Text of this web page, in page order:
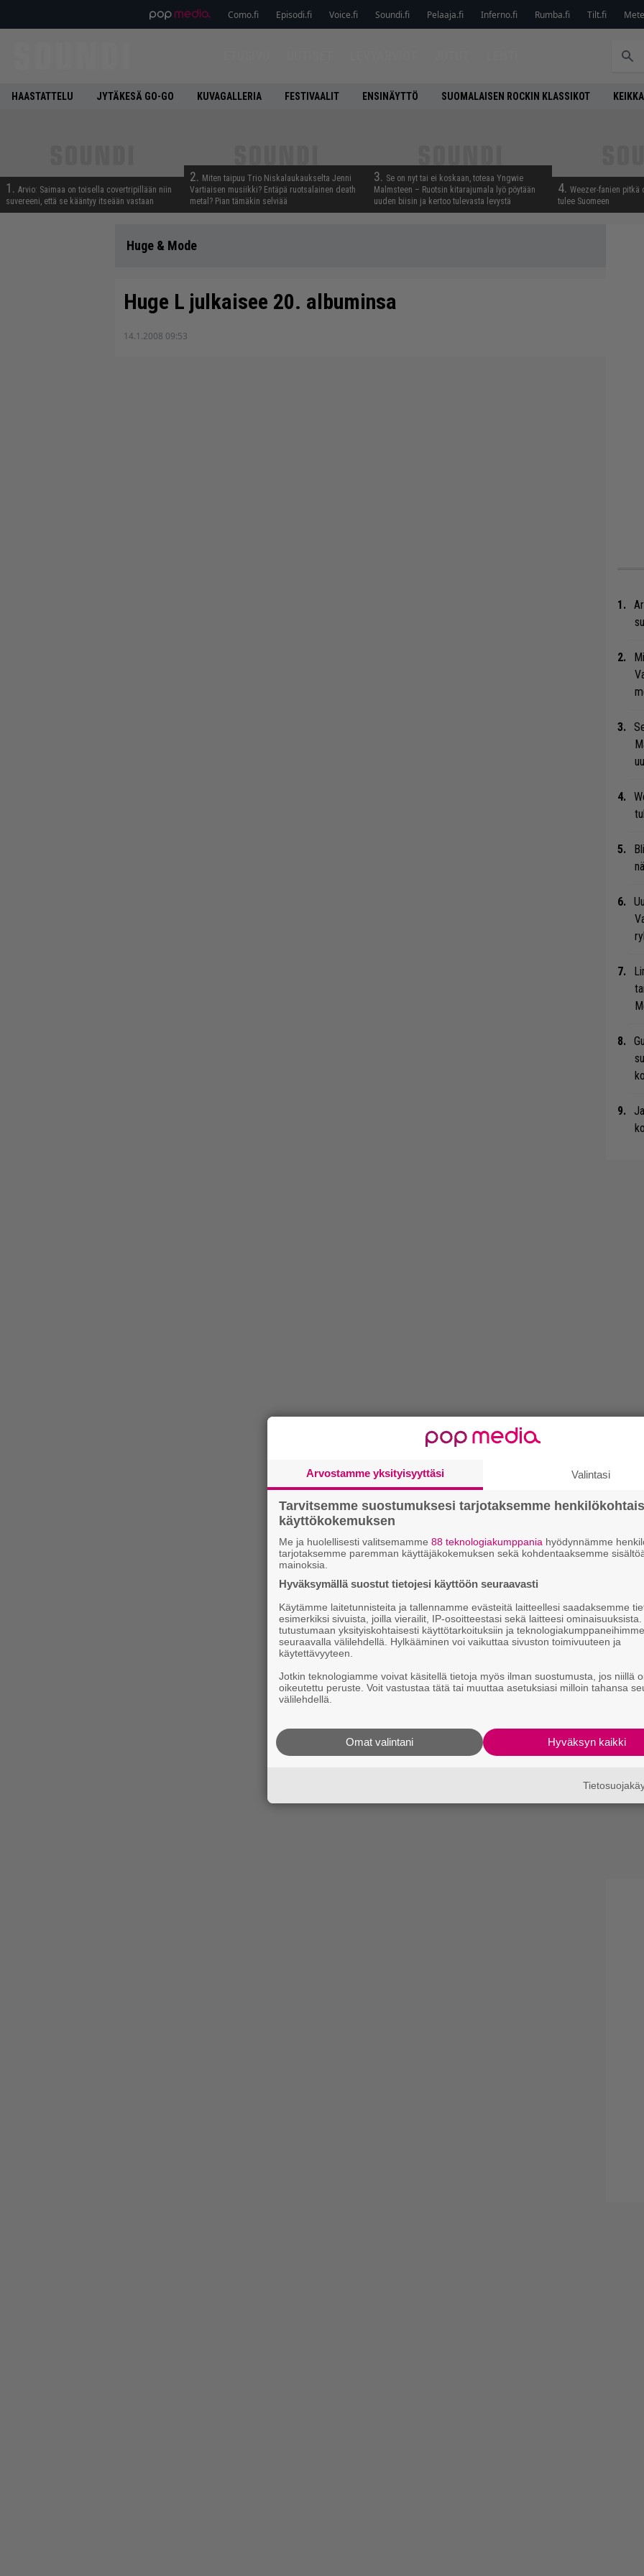
Como.fi Episodi.fi Voice.fi Soundi.fi Pelaaja.fi Inferno.fi Rumba.fi Tilt.fi
HAASTATTELU JYTÄKESÄ GO-GO KUVAGALLERIA FESTIVAALIT ENSINÄYTTÖ SUOMALAISEN ROCKIN KLASSIKOT KEIKKA
1. Arvio: Saimaa on toisella covertripillään niin
suvereeni, että se kääntyy itseään vastaan
2. Miten taipuu Trio Niskalaukaukselta Jenni
Vartiaisen musiikki? Entäpä ruotsalainen death
metal? Pian tämäkin selviää
3. Se on nyt tai ei koskaan, toteaa Yngwie
Malmsteen – Ruotsin kitarajumala lyö pöytään
uuden biisin ja kertoo tulevasta levystä
4. Weezer-fanien pitkä
tulee Suomeen
Huge & Mode
Huge L julkaisee 20. albuminsa
14.1.2008 09:53
Arvostamme yksityisyyttäsi Valintasi
Tarvitsemme suostumuksesi tarjotaksemme
käyttökokemuksen
Me ja huolellisesti valitsemamme 88 teknologiakumppania hyödynnämme
tarjotaksemme paremman käyttäjäkokemuksen sekä kohdentaaksemme
mainoksia.
Hyväksymällä suostut tietojesi käyttöön seuraavasti
Käytämme laitetunnisteita ja tallennamme evästeitä laitteellesi saadaksemme
esimerkiksi sivuista, joilla vierailit, IP-osoitteestasi sekä laitteesi
tutustumaan yksityiskohtaisesti käyttötarkoituksiin ja teknologiakumppaneihimme
seuraavalla välilehdellä. Hylkääminen voi vaikuttaa sivuston toimivuuteen ja
käytettävyyteen.
Jotkin teknologiamme voivat käsitellä tietoja myös ilman suostumusta, jos niillä
oikeutettu peruste. Voit vastustaa tätä tai muuttaa asetuksiasi milloin tahansa
välilehdellä.
Hyväksyn kaikki
Omat valintani